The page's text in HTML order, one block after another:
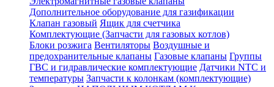
Дополнительное оборудование для газификации
Клапан газовый Ящик для счетчика
Комплектующие (Запчасти для газовых котлов)
Блоки розжига Вентиляторы Воздушные и
предохранительные клапаны Газовые клапаны Группы
ГВС и гидравлические комплектующие Датчики NTC и
температуры Запчасти к колонкам (комплектующие)